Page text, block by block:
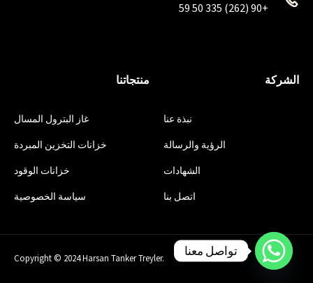
+90 (262) 335 50 59
منتجاتنا
غاز البترول المسال
خزانات التخزين المبردة
خزانات الوقود
سياسة الخصوصية
الشركة
نبذة عنا
الرؤية والرسالة
الشهادات
اتصل بنا
Copyright © 2024 Harsan Tanker Treyler.
تواصل معنا